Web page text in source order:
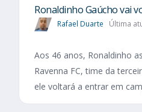
Ronaldinho Gaúcho vai
Rafael Duarte Última
Aos 46 anos, Ronaldinho
Ravenna FC, time da
ele voltará a entrar em